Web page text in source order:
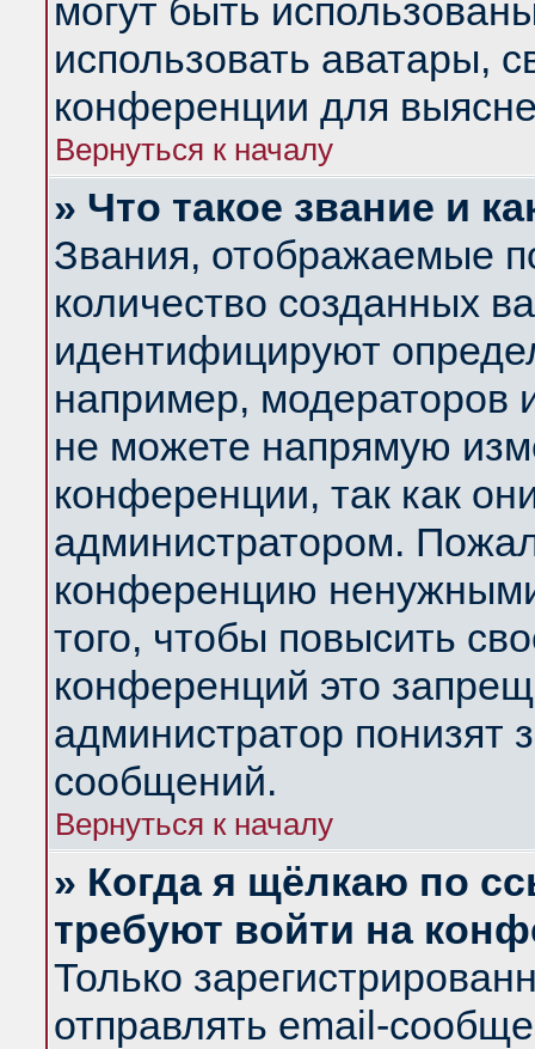
могут быть
использовать аватары,
конференции для
Вернуться к началу
» Что такое звание и
Звания, отображаемые
количество созданных
идентифицируют
например, модераторов
не можете напрямую
конференции, так как
администратором.
конференцию
того, чтобы повысить
конференций это
администратор понизят
сообщений.
Вернуться к началу
» Когда я щёлкаю по
требуют войти на
Только
отправлять email-